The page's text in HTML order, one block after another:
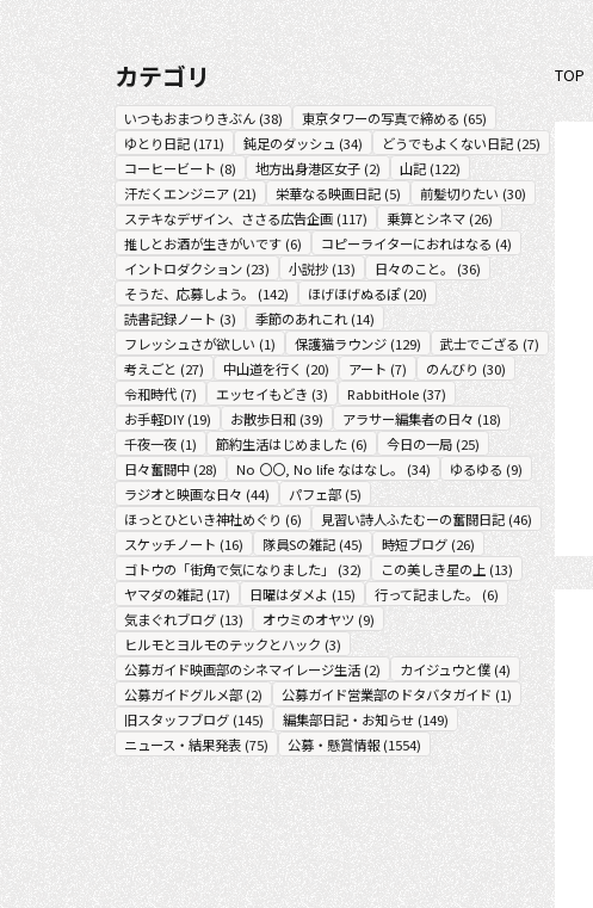
カテゴリ
いつもおまつりきぶん(38) 東京タワーの写真で締める (65)
ゆとり日記(171) 鈍足のダッシュ (34) どうでもよくない日記(25)
コーヒービート (8) 地方出身港区女子(2) 山記(122)
汗だくエンジニア(21) 栄華なる映画日記(5) 前髪切りたい (30)
ステキなデザイン、ささる広告企画(117) 乗算とシネマ(26)
推しとお酒が生きがいです(6) コピーライターにおれはなる (4)
イントロダクション(23) 小説抄(13) 日々のこと。 (36)
そうだ、応募しよう。
(142) ほげほげぬるぽ(20)
読書記録ノート (3) 季節のあれこれ(14)
フレッシュさが欲しい (1) 保護猫ラウンジ(129) 武士でござる (7)
考えごと (27) 中山道を行く (20) アート (7) のんびり (30)
令和時代(7) エッセイもどき (3) RabbitHole(37)
お手軽DIY(19) お散歩日和(39) アラサー編集者の日々 (18)
千夜一夜(1) 節約生活はじめました(6) 今日の一局(25)
日々奮闘中(28) No 〇〇, No life なはなし。 (34) ゆるゆる (9)
ラジオと映画な日々 (44) パフェ部(5)
ほっとひといき神社めぐり (6) 見習い詩人ふたむーの奮闘日記(46)
スケッチノート (16) 隊員Sの雑記(45) 時短ブログ(26)
ゴトウの「街角で気になりました」
(32) この美しき星の上 (13)
ヤマダの雑記(17) 日曜はダメよ (15) 行って記ました。 (6)
気まぐれブログ(13) オウミのオヤツ (9)
ヒルモとヨルモのテックとハック (3)
公募ガイド映画部のシネマイレージ生活(2) カイジュウと僕(4)
公募ガイドグルメ部(2) 公募ガイド営業部のドタバタガイド (1)
旧スタッフブログ(145) 編集部日記・お知らせ(149)
ニュース・結果発表(75) 公募・懸賞情報(1554)
TOP